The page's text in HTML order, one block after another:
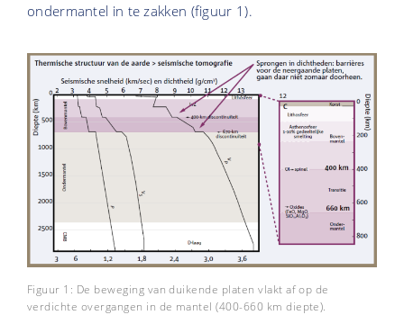
ondermantel in te zakken (figuur 1).
Figuur 1: De beweging van duikende platen vlakt af op de
verdichte overgangen in de mantel (400-660 km diepte).